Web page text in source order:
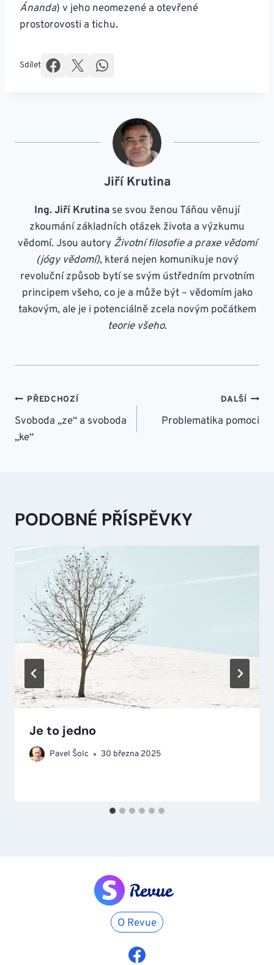
Ánanda) v jeho neomezené a otevřené
prostorovosti a tichu.
Sdílet
Jiří Krutina
Ing. Jiří Krutina se svou ženou Táňou věnují
zkoumání základních otázek života a výzkumu
vědomí. Jsou autory Životní filosofie a praxe vědomí
(jógy vědomí), která nejen komunikuje nový
revoluční způsob bytí se svým ústředním prvotním
principem všeho, co je a může být – vědomím jako
takovým, ale je i potenciálně zcela novým počátkem
teorie všeho.
NAVIGACE
PRO
PŘÍSPĚVEK
PŘEDCHOZÍ
Svoboda „ze“ a svoboda
„ke“
DALŠÍ
Problematika pomoci
PODOBNÉ PŘÍSPĚVKY
Je to jedno
Pavel Šolc 30 března 2025
O Revue